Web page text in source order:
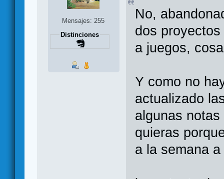
Mensajes: 255
Distinciones
No,
dos
a juegos,
Y como no
actualizado
algunas
quieras
a la semana a